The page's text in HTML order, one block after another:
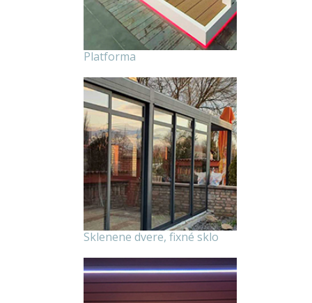
Platforma
Sklenene dvere, fixné sklo